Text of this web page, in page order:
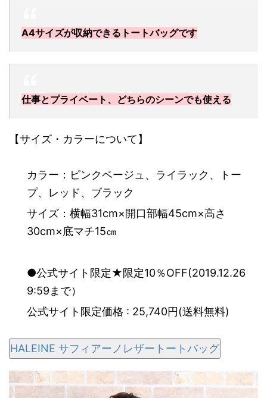
A4サイズが収納できるトートバッグです
仕事とプライベート、どちらのシーンでも使える
【サイズ・カラーについて】
カラー：ピンクベージュ、ライラック、トー
プ、レッド、ブラック
サイズ：横幅31cm×開口部幅45cm×高さ
30cm×底マチ15㎝
●公式サイト限定★限定10％OFF(2019.12.26
9:59まで）
公式サイト限定価格 : 25,740円(送料無料)
HALEINE サフィアーノレザートートバッグ